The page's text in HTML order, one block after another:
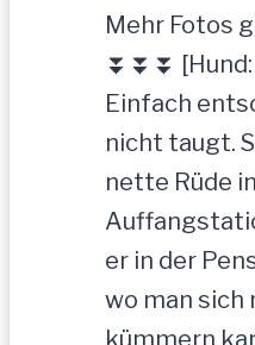
Mehr Fotos
⏬⏬⏬
Einfach
nicht taugt.
nette Rüde
er in der
wo man sich